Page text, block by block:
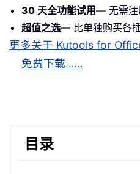
30 天全功能试用— 无需注
超值之选— 比单独购买各
更多关于 Kutools for
免费下载……
目录